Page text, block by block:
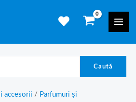
Caută
accesorii / Parfumuri și